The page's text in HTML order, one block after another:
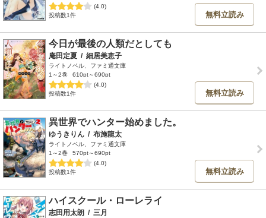
(4.0)
投稿数1件
無料立読み
今日が最後の人類だとしても
庵田定夏 / 細居美恵子
ライトノベル、ファミ通文庫
1～2巻
610pt～690pt
(4.0)
投稿数1件
無料立読み
異世界でハンター始めました。
ゆうきりん / 布施龍太
ライトノベル、ファミ通文庫
1～2巻
570pt～690pt
(4.0)
投稿数1件
無料立読み
ハイスクール・ローレライ
志田用太朗 / 三月